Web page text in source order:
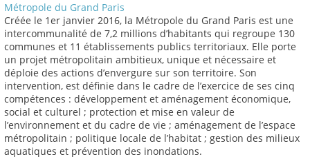
Métropole du Grand Paris
Créée le 1er janvier 2016, la Métropole du Grand Paris est une
intercommunalité de 7,2 millions d’habitants qui regroupe 130
communes et 11 établissements publics territoriaux. Elle porte
un projet métropolitain ambitieux, unique et nécessaire et
déploie des actions d’envergure sur son territoire. Son
intervention, est définie dans le cadre de l’exercice de ses cinq
compétences : développement et aménagement économique,
social et culturel ; protection et mise en valeur de
l’environnement et du cadre de vie ; aménagement de l’espace
métropolitain ; politique locale de l’habitat ; gestion des milieux
aquatiques et prévention des inondations.